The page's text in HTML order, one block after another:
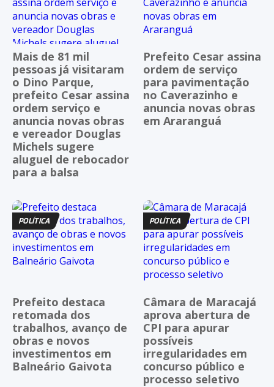
Mais de 81 mil
pessoas já visitaram
o Dino Parque,
prefeito Cesar assina
ordem serviço e
anuncia novas obras
e vereador Douglas
Michels sugere
aluguel de rebocador
para a balsa
Prefeito Cesar assina
ordem de serviço
para pavimentação
no Caverazinho e
anuncia novas obras
em Araranguá
POLÍTICA
Prefeito destaca
retomada dos
trabalhos, avanço de
obras e novos
investimentos em
Balneário Gaivota
POLÍTICA
Câmara de Maracajá
aprova abertura de
CPI para apurar
possíveis
irregularidades em
concurso público e
processo seletivo